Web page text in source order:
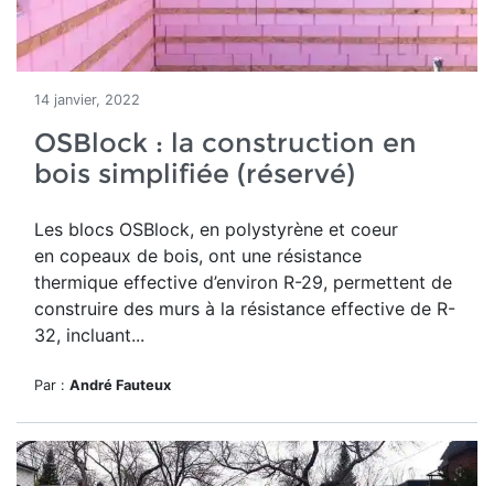
14 janvier, 2022
OSBlock : la construction en
bois simplifiée (réservé)
Les blocs OSBlock, en polystyrène et coeur
en copeaux de bois, ont une résistance
thermique effective d’environ R-29, permettent de
construire des murs à la résistance effective de R-
32, incluant...
Par : André Fauteux